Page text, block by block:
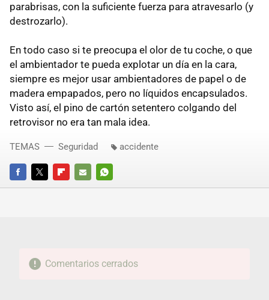
parabrisas, con la suficiente fuerza para atravesarlo (y
destrozarlo).
En todo caso si te preocupa el olor de tu coche, o que
el ambientador te pueda explotar un día en la cara,
siempre es mejor usar ambientadores de papel o de
madera empapados, pero no líquidos encapsulados.
Visto así, el pino de cartón setentero colgando del
retrovisor no era tan mala idea.
FACEBOOKTWITTERFLIPBOARD
E-
WHATSAPP
TEMAS Seguridad accidente
Comentarios cerrados